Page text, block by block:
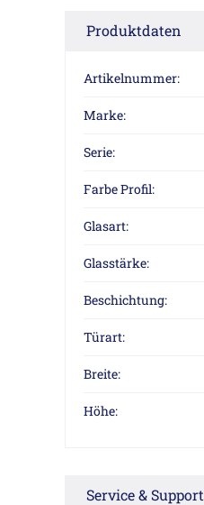
Produktdaten
Artikelnummer:
Marke:
Serie:
Farbe Profil:
Glasart:
Glasstärke:
Beschichtung:
Türart:
Breite:
Höhe:
Service & Support